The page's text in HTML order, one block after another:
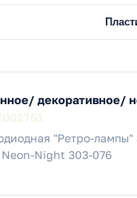
декоративное/
"Ретро-лампы"
Neon-Night 303-076